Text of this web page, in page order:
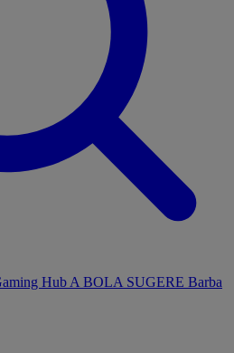
Hub A BOLA SUGERE Barba